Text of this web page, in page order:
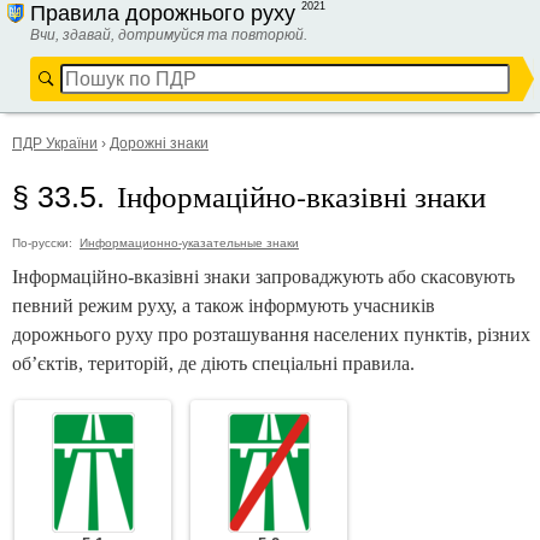
Правила дорожнього руху 2021
Вчи, здавай, дотримуйся та повторюй.
ПДР України › Дорожні знаки
§ 33.5. Інформаційно-вказівні знаки
По-русски: Информационно-указательные знаки
Інформаційно-вказівні знаки запроваджують або скасовують
певний режим руху, а також інформують учасників
дорожнього руху про розташування населених пунктів, різних
об’єктів, територій, де діють спеціальні правила.